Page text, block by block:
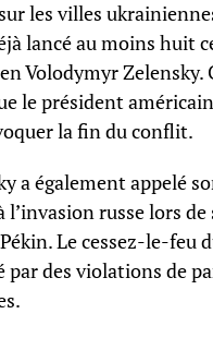
les villes
lancé au moins huit
Volodymyr Zelensky.
le président
la fin du conflit.
a également appelé
l’invasion russe lors
Le cessez-le-feu
par des violations de